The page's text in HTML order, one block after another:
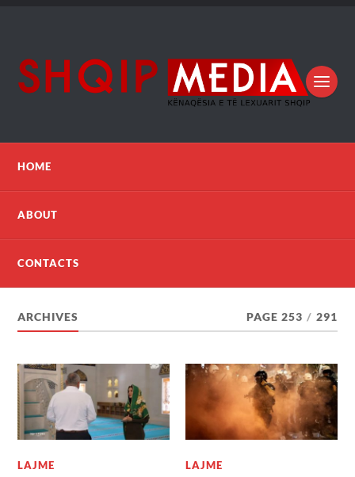
HOME
ABOUT
CONTACTS
ARCHIVES PAGE 253 / 291
LAJME LAJME